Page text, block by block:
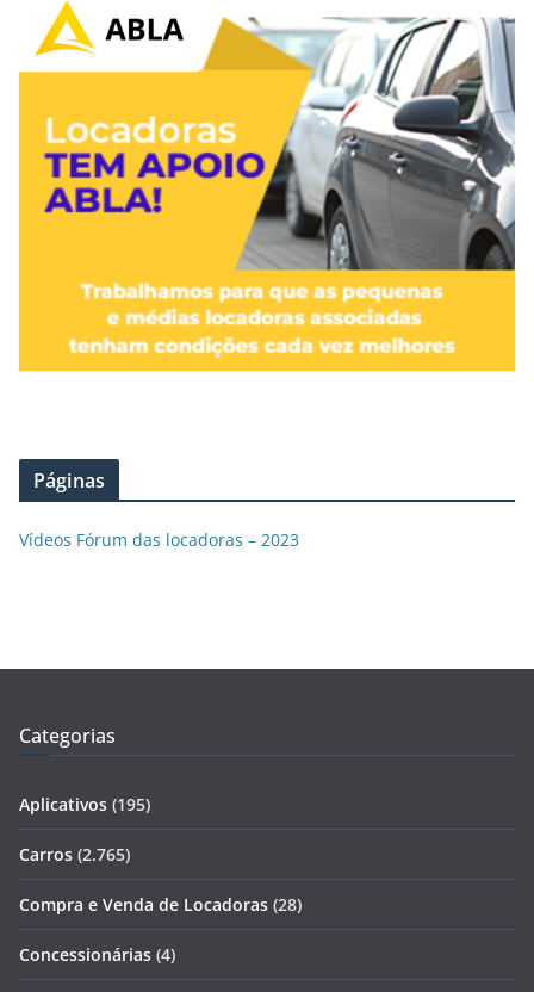
Páginas
Vídeos Fórum das locadoras – 2023
Categorias
Aplicativos (195)
Carros (2.765)
Compra e Venda de Locadoras (28)
Concessionárias (4)